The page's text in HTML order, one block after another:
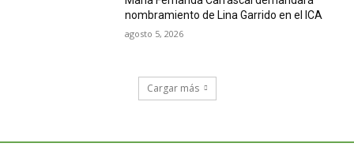
nombramiento de Lina Garrido en el ICA
agosto 5, 2026
Cargar más